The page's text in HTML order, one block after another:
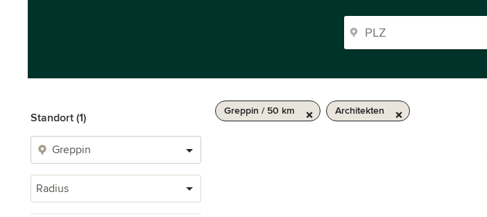
Standort (1)
Radius
Greppin / 50 km Architekten